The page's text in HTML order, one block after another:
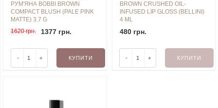
РУМ'ЯНА BOBBI BROWN
COMPACT BLUSH (PALE PINK
MATTE) 3.7 G
1620 грн.
1377 грн.
- + КУПИТИ
BROWN CRUSHED OIL-
INFUSED LIP GLOSS (BELLINI)
4 ML
480 грн.
- + КУПИТИ